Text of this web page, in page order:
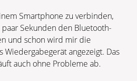
Smartphone zu verbinden,
Sekunden den Bluetooth-
und schon wird mir die
Wiedergabegerät angezeigt. Das
auch ohne Probleme ab.